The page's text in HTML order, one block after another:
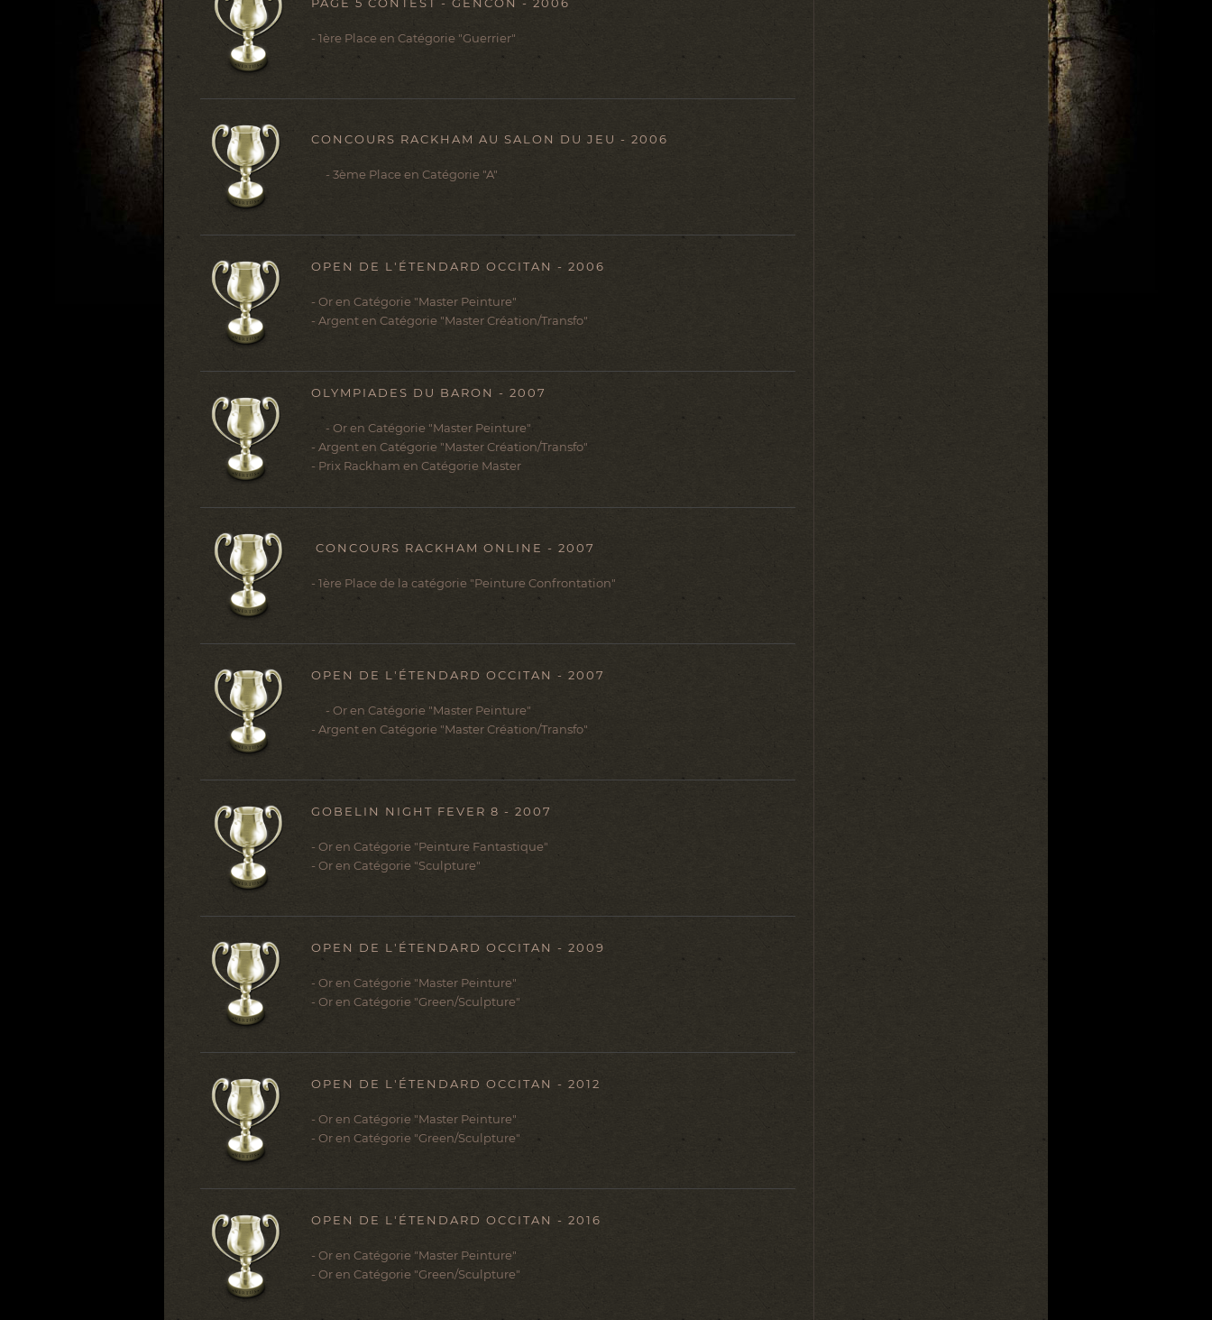
- 1ère Place en Catégorie "Guerrier"
CONCOURS RACKHAM AU SALON DU JEU - 2006
- 3ème Place en Catégorie "A"
OPEN DE L'ÉTENDARD OCCITAN - 2006
- Or en Catégorie "Master Peinture"
- Argent en Catégorie "Master Création/Transfo"
OLYMPIADES DU BARON - 2007
- Or en Catégorie "Master Peinture"
- Argent en Catégorie "Master Création/Transfo"
- Prix Rackham en Catégorie Master
CONCOURS RACKHAM ONLINE - 2007
- 1ère Place de la catégorie "Peinture Confrontation"
OPEN DE L'ÉTENDARD OCCITAN - 2007
- Or en Catégorie "Master Peinture"
- Argent en Catégorie "Master Création/Transfo"
GOBELIN NIGHT FEVER 8 - 2007
- Or en Catégorie "Peinture Fantastique"
- Or en Catégorie "Sculpture"
OPEN DE L'ÉTENDARD OCCITAN - 2009
- Or en Catégorie "Master Peinture"
- Or en Catégorie "Green/Sculpture"
OPEN DE L'ÉTENDARD OCCITAN - 2012
- Or en Catégorie "Master Peinture"
- Or en Catégorie "Green/Sculpture"
OPEN DE L'ÉTENDARD OCCITAN - 2016
- Or en Catégorie "Master Peinture"
- Or en Catégorie "Green/Sculpture"